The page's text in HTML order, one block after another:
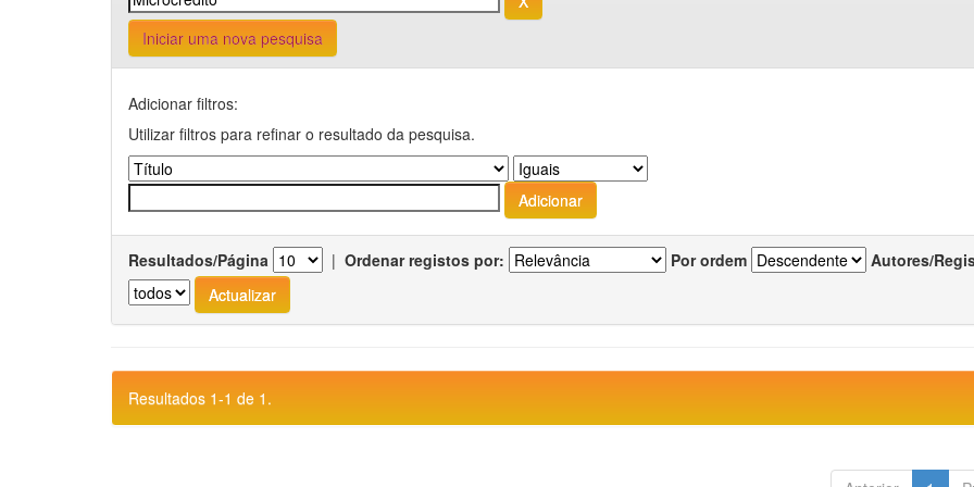
Iniciar uma nova pesquisa
Adicionar filtros:
Utilizar filtros para refinar o resultado da pesquisa.
Resultados/Página | Ordenar registos por: Por ordem Autores/
Resultados 1-1 de 1.